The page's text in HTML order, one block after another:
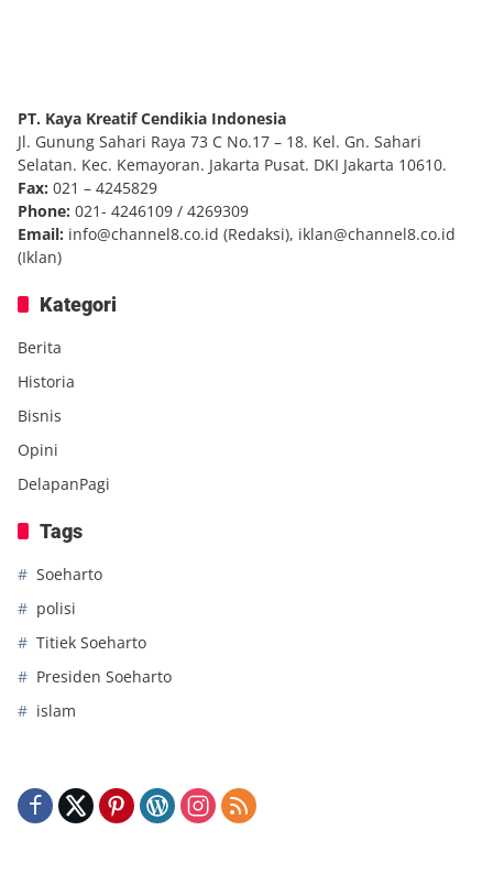
PT. Kaya Kreatif Cendikia Indonesia
Jl. Gunung Sahari Raya 73 C No.17 – 18. Kel. Gn. Sahari
Selatan. Kec. Kemayoran. Jakarta Pusat. DKI Jakarta 10610.
Fax: 021 – 4245829
Phone: 021- 4246109 / 4269309
Email: info@channel8.co.id (Redaksi), iklan@channel8.co.id
(Iklan)
Kategori
Berita
Historia
Bisnis
Opini
DelapanPagi
Tags
Soeharto
polisi
Titiek Soeharto
Presiden Soeharto
islam